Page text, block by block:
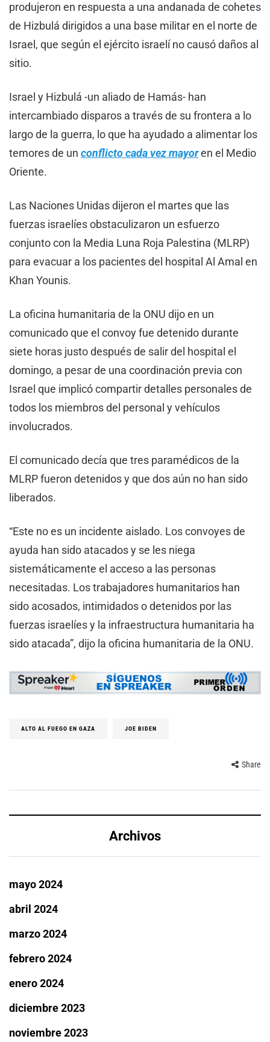
produjeron en respuesta a una andanada de cohetes
de Hizbulá dirigidos a una base militar en el norte de
Israel, que según el ejército israelí no causó daños al
sitio.
Israel y Hizbulá -un aliado de Hamás- han
intercambiado disparos a través de su frontera a lo
largo de la guerra, lo que ha ayudado a alimentar los
temores de un conflicto cada vez mayoren el Medio
Oriente.
Las Naciones Unidas dijeron el martes que las
fuerzas israelíes obstaculizaron un esfuerzo
conjunto con la Media Luna Roja Palestina (MLRP)
para evacuar a los pacientes del hospital Al Amal en
Khan Younis.
La oficina humanitaria de la ONU dijo en un
comunicado que el convoy fue detenido durante
siete horas justo después de salir del hospital el
domingo, a pesar de una coordinación previa con
Israel que implicó compartir detalles personales de
todos los miembros del personal y vehículos
involucrados.
El comunicado decía que tres paramédicos de la
MLRP fueron detenidos y que dos aún no han sido
liberados.
“Este no es un incidente aislado. Los convoyes de
ayuda han sido atacados y se les niega
sistemáticamente el acceso a las personas
necesitadas. Los trabajadores humanitarios han
sido acosados, intimidados o detenidos por las
fuerzas israelíes y la infraestructura humanitaria ha
sido atacada”, dijo la oficina humanitaria de la ONU.
ALTO AL FUEGO EN GAZA JOE BIDEN
Share
Archivos
mayo 2024
abril 2024
marzo 2024
febrero 2024
enero 2024
diciembre 2023
noviembre 2023